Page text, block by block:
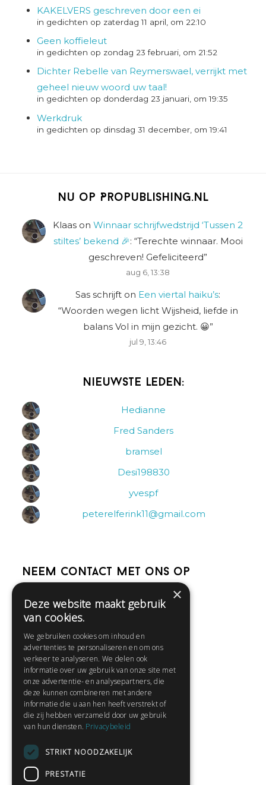
KAKELVERS geschreven door een ei
in gedichten op zaterdag 11 april, om 22:10
Geen koffieleut
in gedichten op zondag 23 februari, om 21:52
Dichter Rebelle van Reymerswael, verrijkt met
geheel nieuw woord uw taal!
in gedichten op donderdag 23 januari, om 19:35
Werkdruk
in gedichten op dinsdag 31 december, om 19:41
Nu op Propublishing.nl
Klaas on Winnaar schrijfwedstrijd ‘Tussen 2
stiltes’ bekend 🎉: “Terechte winnaar. Mooi
geschreven! Gefeliciteerd”
aug 6, 13:38
Sas schrijft on Een viertal haiku’s:
“Woorden wegen licht Wijsheid, liefde in
balans Vol in mijn gezicht. 😀”
jul 9, 13:46
Nieuwste leden:
Hedianne
Fred Sanders
bramsel
Desi198830
yvespf
peterelferink11@gmail.com
Neem contact met ons op
Help
Contact
Huisregels
Snel naar:
Gratis aanmelden
Privacybeleid
×
Deze website maakt gebruik
van cookies.
We gebruiken cookies om inhoud en
advertenties te personaliseren en om ons
verkeer te analyseren. We delen ook
informatie over uw gebruik van onze site met
onze advertentie- en analysepartners, die
deze kunnen combineren met andere
informatie die u aan hen heeft verstrekt of
die zij hebben verzameld door uw gebruik
van hun diensten. Privacybeleid
STRIKT NOODZAKELIJK
PRESTATIE